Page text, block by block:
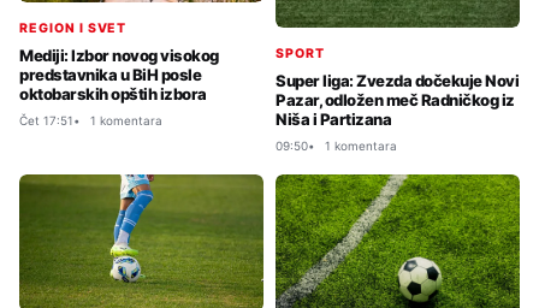
REGION I SVET
Mediji: Izbor novog visokog
predstavnika u BiH posle
oktobarskih opštih izbora
Čet 17:51 1 komentara
SPORT
Super liga: Zvezda dočekuje Novi
Pazar, odložen meč Radničkog iz
Niša i Partizana
09:50 1 komentara